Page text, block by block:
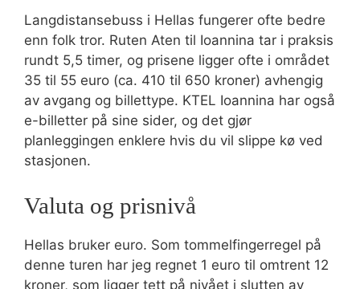
Langdistansebuss i Hellas fungerer ofte bedre
enn folk tror. Ruten Aten til Ioannina tar i praksis
rundt 5,5 timer, og prisene ligger ofte i området
35 til 55 euro (ca. 410 til 650 kroner) avhengig
av avgang og billettype. KTEL Ioannina har også
e-billetter på sine sider, og det gjør
planleggingen enklere hvis du vil slippe kø ved
stasjonen.
Valuta og prisnivå
Hellas bruker euro. Som tommelfingerregel på
denne turen har jeg regnet 1 euro til omtrent 12
kroner, som ligger tett på nivået i slutten av